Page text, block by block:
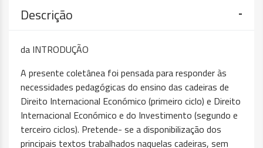
Descrição
da INTRODUÇÃO
A presente coletânea foi pensada para responder às
necessidades pedagógicas do ensino das cadeiras de
Direito Internacional Económico (primeiro ciclo) e Direito
Internacional Económico e do Investimento (segundo e
terceiro ciclos). Pretende- se a disponibilização dos
principais textos trabalhados naquelas cadeiras, sem